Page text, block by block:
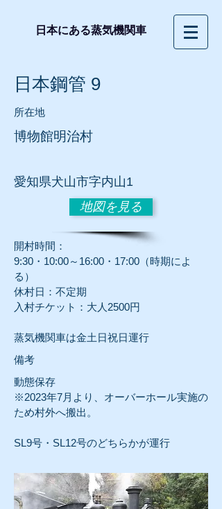
日本にある蒸気機関車
日本鋼管 9
所在地
博物館明治村
愛知県犬山市字内山1
地図を見る
開村時間：
9:30・10:00～16:00・17:00（時期によ
る）
休村日：不定期
入村チケット：大人2500円
蒸気機関車は金土日祝日運行
​備考
動態保存
※2023年7月より、オーバーホール実施の
ため村外へ搬出。
SL9号・SL12号のどちらかが運行